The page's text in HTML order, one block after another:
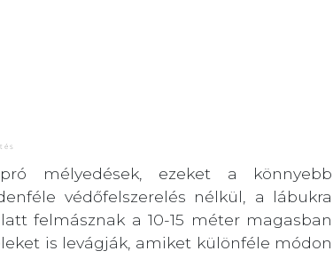
mélyedések, ezeket a könnyebb
védőfelszerelés nélkül, a lábukra
felmásznak a 10-15 méter magasban
is levágják, amiket különféle módon